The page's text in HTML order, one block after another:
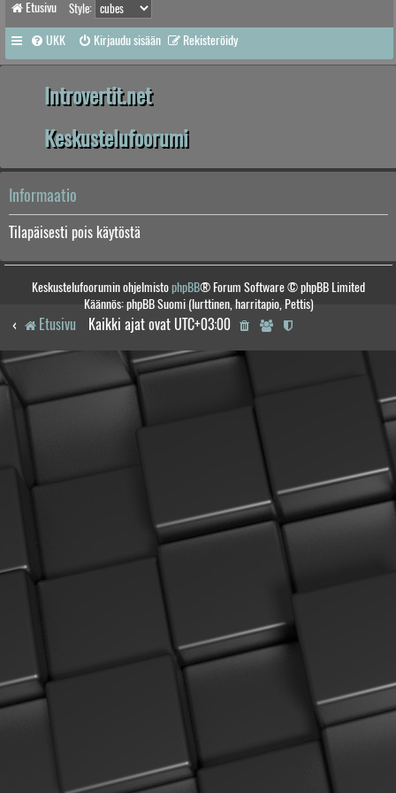
Etusivu Style:
UKK Kirjaudu sisään Rekisteröidy
Introvertit.net
Keskustelufoorumi
Informaatio
Tilapäisesti pois käytöstä
Keskustelufoorumin ohjelmistophpBB® Forum Software © phpBB Limited
Käännös: phpBB Suomi (lurttinen, harritapio, Pettis)
Etusivu Kaikki ajat ovat UTC+03:00